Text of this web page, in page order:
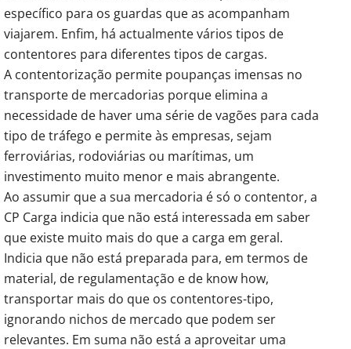
específico para os guardas que as acompanham
viajarem. Enfim, há actualmente vários tipos de
contentores para diferentes tipos de cargas.
A contentorização permite poupanças imensas no
transporte de mercadorias porque elimina a
necessidade de haver uma série de vagões para cada
tipo de tráfego e permite às empresas, sejam
ferroviárias, rodoviárias ou marítimas, um
investimento muito menor e mais abrangente.
Ao assumir que a sua mercadoria é só o contentor, a
CP Carga indicia que não está interessada em saber
que existe muito mais do que a carga em geral.
Indicia que não está preparada para, em termos de
material, de regulamentação e de know how,
transportar mais do que os contentores-tipo,
ignorando nichos de mercado que podem ser
relevantes. Em suma não está a aproveitar uma